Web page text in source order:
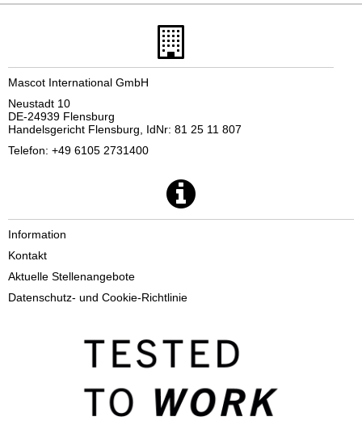
Mascot International GmbH
Neustadt 10
DE-24939 Flensburg
Handelsgericht Flensburg, IdNr: 81 25 11 807
Telefon: +49 6105 2731400
Information
Kontakt
Aktuelle Stellenangebote
Datenschutz- und Cookie-Richtlinie